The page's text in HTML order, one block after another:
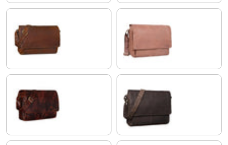
antyczny brąz jasny koniak brązowy
bordeaux - brązowy matowy ciemny brąz